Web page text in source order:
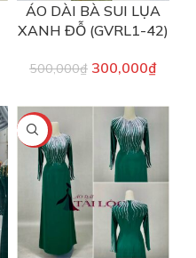
ÁO DÀI BÀ SUI LỤA
XANH ĐỖ (GVRL1-42)
500,000₫ 300,000₫
-40%